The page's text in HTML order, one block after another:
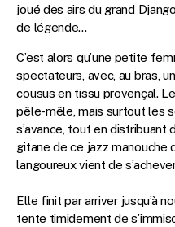
joué des airs du grand
de légende…
C’est alors qu’une petite
spectateurs, avec, au bras,
cousus en tissu provençal.
pêle-mêle, mais surtout les
s’avance, tout en distribuant
gitane de ce jazz
langoureux vient de
Elle finit par arriver jusqu’à
tente timidement de